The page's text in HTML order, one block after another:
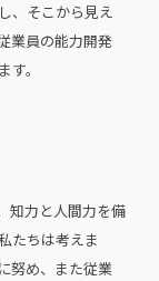
、そこから見え
業員の能力開発
。
知力と人間力を備
たちは考えま
努め、また従業